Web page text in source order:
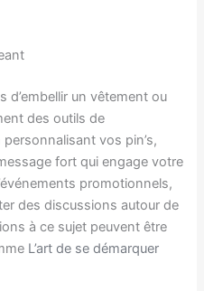
d’embellir un vêtement ou
des outils de
vos pin’s,
fort qui engage votre
promotionnels,
des discussions autour de
à ce sujet peuvent être
L’art de se démarquer